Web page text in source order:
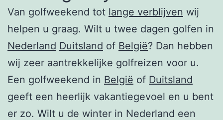
Van golfweekend tot lange verblijven wij
helpen u graag. Wilt u twee dagen golfen in
Nederland Duitsland of België? Dan hebben
wij zeer aantrekkelijke golfreizen voor u.
Een golfweekend in België of Duitsland
geeft een heerlijk vakantiegevoel en u bent
er zo. Wilt u de winter in Nederland een